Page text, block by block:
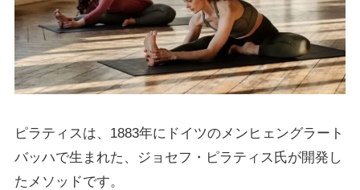
ピラティスは、1883年にドイツのメンヒェングラート
バッハで生まれた、ジョセフ・ピラティス氏が開発し
たメソッドです。